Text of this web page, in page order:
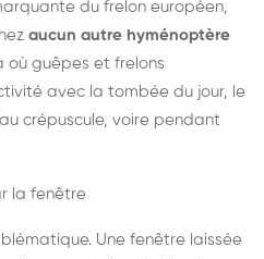
du frelon européen,
aucun autre hyménoptère
où guêpes et frelons
avec la tombée du jour, le
crépuscule, voire pendant
la fenêtre
Une fenêtre laissée